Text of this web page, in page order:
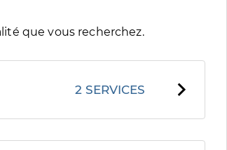
que vous recherchez.
2 SERVICES